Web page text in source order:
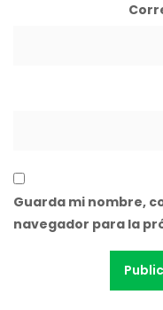
Guarda mi nombre,
navegador para la